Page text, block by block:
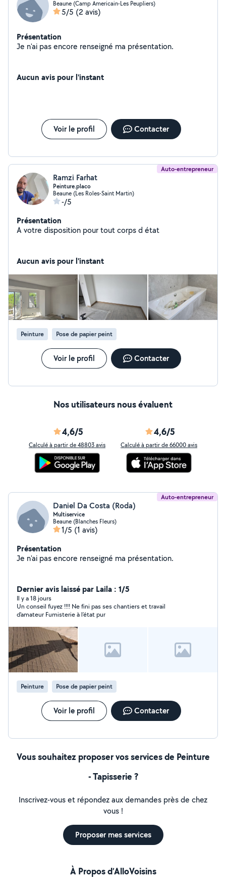
Beaune (Camp Americain-Les Peupliers)
5/5 (2 avis)
Présentation
Je n'ai pas encore renseigné ma présentation.
Aucun avis pour l'instant
Voir le profil Contacter
Auto-entrepreneur
Ramzi Farhat
Peinture.placo
Beaune (Les Roles-Saint Martin)
-/5
Présentation
A votre disposition pour tout corps d état
Aucun avis pour l'instant
Peinture Pose de papier peint
Voir le profil Contacter
Nos utilisateurs nous évaluent
4,6/5
Calculé à partir de 48803 avis
4,6/5
Calculé à partir de 66000 avis
Auto-entrepreneur
Daniel Da Costa (Roda)
Multiservice
Beaune (Blanches Fleurs)
1/5 (1 avis)
Présentation
Je n'ai pas encore renseigné ma présentation.
Dernier avis laissé par Laila : 1/5
Il y a 18 jours
Un conseil fuyez !!!! Ne fini pas ses chantiers et travail
d’amateur Fumisterie à l’état pur
Peinture Pose de papier peint
Voir le profil Contacter
Vous souhaitez proposer vos services de Peinture
- Tapisserie ?
Inscrivez-vous et répondez aux demandes près de chez
vous !
Proposer mes services
À Propos d’AlloVoisins